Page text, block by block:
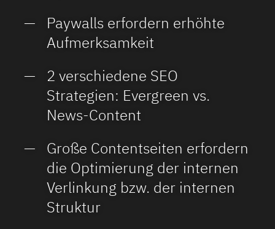
Paywalls erfordern erhöhte
Aufmerksamkeit
2 verschiedene SEO
Strategien: Evergreen vs.
News-Content
Große Contentseiten erfordern
die Optimierung der internen
Verlinkung bzw. der internen
Struktur